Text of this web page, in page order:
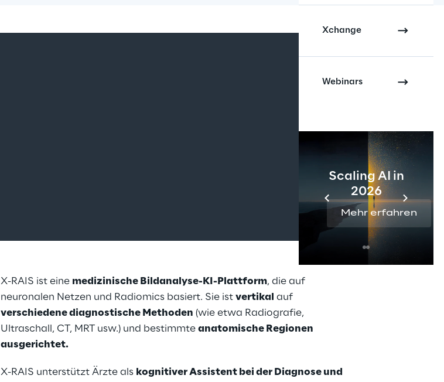
Prebuilt AI Apps
Mehr erfahren
Xchange
Webinars
Scaling AI in
2026
Mehr erfahren
INDEX
X-RAIS ist eine medizinische Bildanalyse-KI-Plattform, die auf
neuronalen Netzen und Radiomics basiert. Sie ist vertikal auf
verschiedene diagnostische Methoden (wie etwa Radiografie,
Ultraschall, CT, MRT usw.) und bestimmte anatomische Regionen
ausgerichtet.
X-RAIS unterstützt Ärzte als kognitiver Assistent bei der Diagnose und